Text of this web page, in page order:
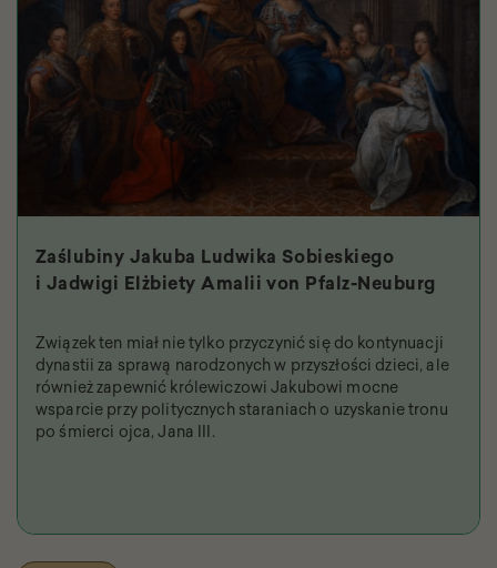
Zaślubiny Jakuba Ludwika Sobieskiego
i Jadwigi Elżbiety Amalii von Pfalz-Neuburg
Związek ten miał nie tylko przyczynić się do kontynuacji
dynastii za sprawą narodzonych w przyszłości dzieci, ale
również zapewnić królewiczowi Jakubowi mocne
wsparcie przy politycznych staraniach o uzyskanie tronu
po śmierci ojca, Jana III.